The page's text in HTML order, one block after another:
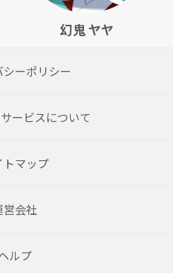
幻鬼 ヤヤ
シーポリシー
ービスについて
トマップ
営会社
ルプ